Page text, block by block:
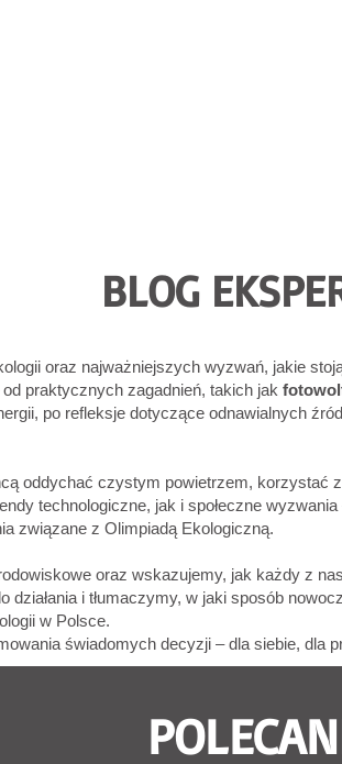
BLOG
oraz najważniejszych wyzwań, jakie
praktycznych zagadnień, takich jak
po refleksje dotyczące odnawialnych
oddychać czystym powietrzem, korzystać
technologiczne, jak i społeczne
związane z Olimpiadą Ekologiczną.
oraz wskazujemy, jak każdy z
działania i tłumaczymy, w jaki sposób
w Polsce.
świadomych decyzji – dla siebie, dla